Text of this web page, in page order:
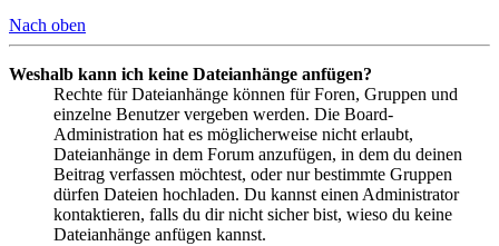
Nach oben
Weshalb kann ich keine Dateianhänge anfügen?
Rechte für Dateianhänge können für Foren, Gruppen und
einzelne Benutzer vergeben werden. Die Board-
Administration hat es möglicherweise nicht erlaubt,
Dateianhänge in dem Forum anzufügen, in dem du deinen
Beitrag verfassen möchtest, oder nur bestimmte Gruppen
dürfen Dateien hochladen. Du kannst einen Administrator
kontaktieren, falls du dir nicht sicher bist, wieso du keine
Dateianhänge anfügen kannst.